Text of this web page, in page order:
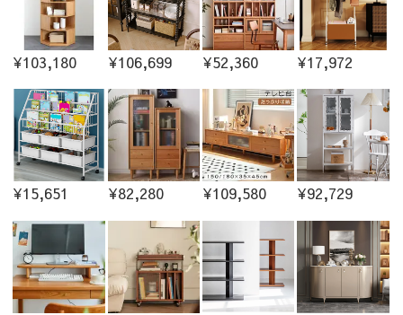
¥103,180 ¥106,699 ¥52,360 ¥17,972
¥15,651 ¥82,280 ¥109,580 ¥92,729